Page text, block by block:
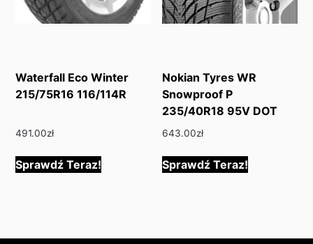
Waterfall Eco Winter
215/75R16 116/114R
491.00zł
Sprawdź Teraz!
Nokian Tyres WR
Snowproof P
235/40R18 95V DOT
643.00zł
Sprawdź Teraz!